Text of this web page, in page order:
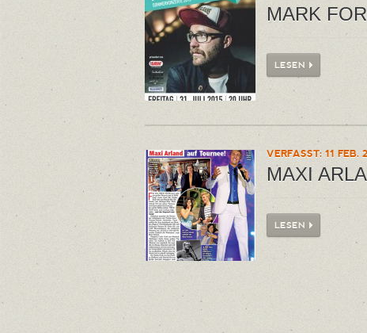
MARK
LESEN
VERFASST: 11 FEB.
MAXI
LESEN